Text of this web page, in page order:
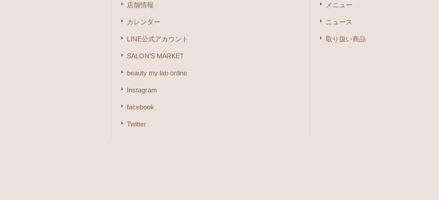
店舗情報
カレンダー
LINE公式アカウント
SALON'S MARKET
beauty my lab online
Instagram
facebook
Twitter
メニュー
ニュース
取り扱い商品